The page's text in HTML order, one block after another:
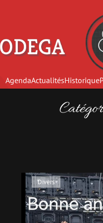
AgendaActualitésHistorique
Divers